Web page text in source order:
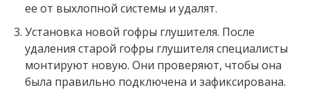
ее от выхлопной системы и удалят.
Установка новой гофры глушителя. После
удаления старой гофры глушителя специалисты
монтируют новую. Они проверяют, чтобы она
была правильно подключена и зафиксирована.